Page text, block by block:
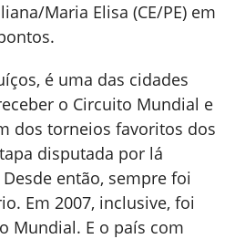
Maria Elisa (CE/PE) em
é uma das cidades
o Circuito Mundial e
dos torneios favoritos dos
disputada por lá
então, sempre foi
Em 2007, inclusive, foi
Mundial. E o país com